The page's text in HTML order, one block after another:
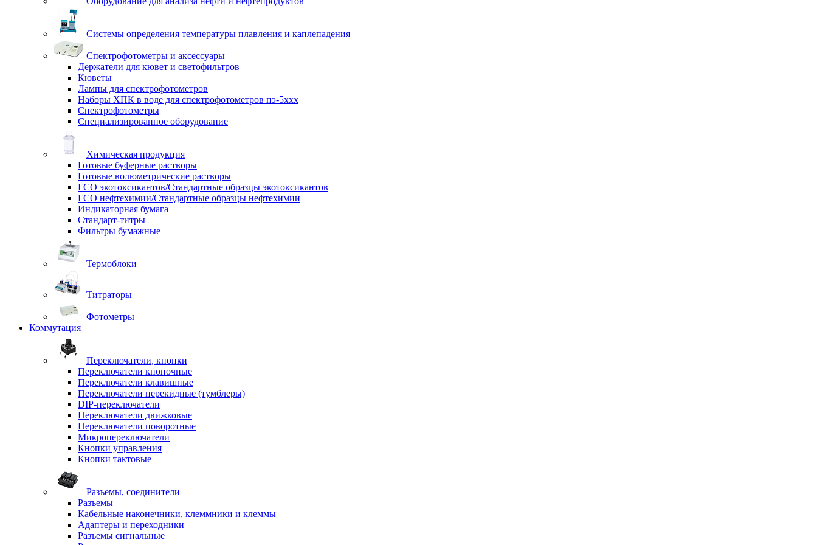
Системы определения температуры плавления и каплепадения
Спектрофотометры и аксессуары
Держатели для кювет и светофильтров
Кюветы
Лампы для спектрофотометров
Наборы ХПК в воде для спектрофотометров пэ-5ххх
Спектрофотометры
Специализированное оборудование
Химическая продукция
Готовые буферные растворы
Готовые волюметрические растворы
ГСО экотоксикантов/Стандартные образцы экотоксикантов
ГСО нефтехимии/Стандартные образцы нефтехимии
Индикаторная бумага
Стандарт-титры
Фильтры бумажные
Термоблоки
Титраторы
Фотометры
Коммутация
Переключатели, кнопки
Переключатели кнопочные
Переключатели клавишные
Переключатели перекидные (тумблеры)
DIP-переключатели
Переключатели движковые
Переключатели поворотные
Микропереключатели
Кнопки управления
Кнопки тактовые
Разъемы, соединители
Разъемы
Кабельные наконечники, клеммники и клеммы
Адаптеры и переходники
Разъемы сигнальные